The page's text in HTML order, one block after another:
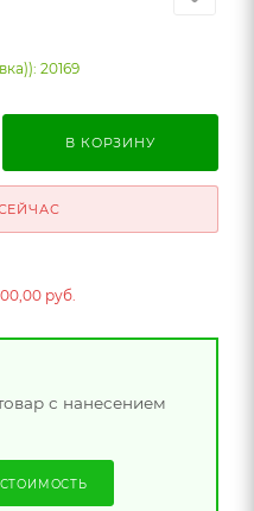
20169
В КОРЗИНУ
руб.
с нанесением